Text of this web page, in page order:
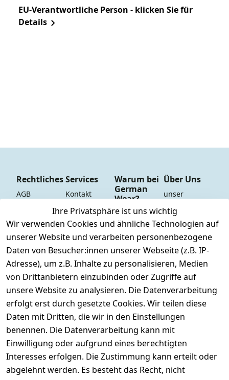
EU-Verantwortliche Person - klicken Sie für
Details
Ihre Privatsphäre ist uns wichtig
Wir verwenden Cookies und ähnliche Technologien auf
unserer Website und verarbeiten personenbezogene
Daten von Besucher:innen unserer Webseite (z.B. IP-
Adresse), um z.B. Inhalte zu personalisieren, Medien
von Drittanbietern einzubinden oder Zugriffe auf
unsere Website zu analysieren. Die Datenverarbeitung
erfolgt erst durch gesetzte Cookies. Wir teilen diese
Daten mit Dritten, die wir in den Einstellungen
benennen. Die Datenverarbeitung kann mit
Einwilligung oder aufgrund eines berechtigten
Interesses erfolgen. Die Zustimmung kann erteilt oder
abgelehnt werden. Es besteht das Recht, nicht
Rechtliches
AGB
Impressum
Datenschutze
rklärung
Barrierefreihe
itserklärung
Widerrufsrec
ht
Vertrag
widerrufen
Services
Kontakt
Registrieren
Versand &
Versandkoste
n
Retoure &
Rücksendung
Rücksendeeti
kett drucken
(Inland)
FAQs - Häufig
gestellte
Fragen
Konfektionsgr
Warum bei
German
Wear?
Dauer
Tiefpreisgara
ntie*
Express-24h-
Versand
24/7 aktueller
Warenbestan
d
+ 95% aus
eigener
Herstellung
+ 60 Jahre
Geschäftserfa
Über Uns
unser
YouTube-
Kanal
unsere
Facebook-
Seite
unsere
Damen &
Herren
unsere
Gutscheine &
SALE
Whatsapp Nr.: